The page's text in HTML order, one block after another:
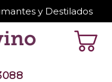
y Destilados